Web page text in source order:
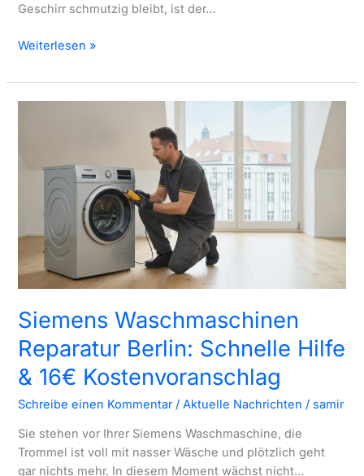
Geschirr schmutzig bleibt, ist der…
Siemens
Reparatur
Berlin:
Service
Weiterlesen »
Siemens Waschmaschinen
Reparatur Berlin: Schnelle Hilfe
& 16€ Kostenvoranschlag
Schreibe einen Kommentar /Aktuelle Nachrichten / samir
Sie stehen vor Ihrer Siemens Waschmaschine, die
Trommel ist voll mit nasser Wäsche und plötzlich geht
gar nichts mehr. In diesem Moment wächst nicht…